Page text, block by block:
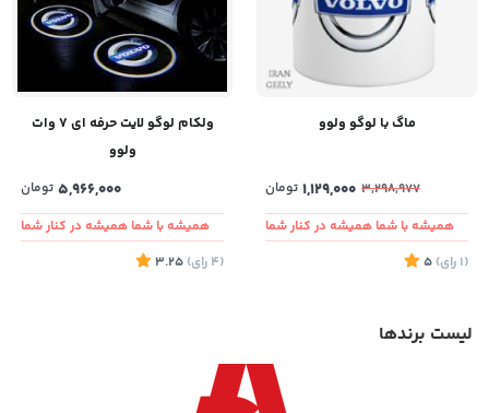
ماگ با لوگو ولوو
3,298,977
1,129,000 تومان
همیشه با شما همیشه در کنار شما
(1 رای)
5
ولکام لوگو لایت حرفه ای 7 وات
ولوو
5,966,000 تومان
همیشه با شما همیشه در کنار شما
(4
رای)
3.25
لیست برندها